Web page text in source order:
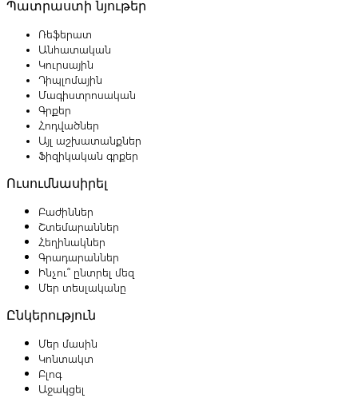
Պատրաստի նյութեր
Ռեֆերատ
Անհատական
Կուրսային
Դիպլոմային
Մագիստրոսական
Գրքեր
Հոդվածներ
Այլ աշխատանքներ
Ֆիզիկական գրքեր
Ուսումնասիրել
Բաժիններ
Շտեմարաններ
Հեղինակներ
Գրադարաններ
Ինչու՞ ընտրել մեզ
Մեր տեսլականը
Ընկերություն
Մեր մասին
Կոնտակտ
Բլոգ
Աջակցել